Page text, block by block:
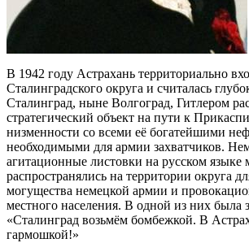
В 1942 году Астрахань территориально
Сталинградского округа и считалась
Сталинград, ныне Волгоград, Гитлером
стратегический объект на пути к
низменности со всеми её богатейшими
необходимыми для армии захватчиков.
агитационные листовки на русском языке
распространялись на территории округа
могущества немецкой армии и
местного населения. В одной из них была
«Сталинград возьмём бомбежкой. В
гармошкой!»